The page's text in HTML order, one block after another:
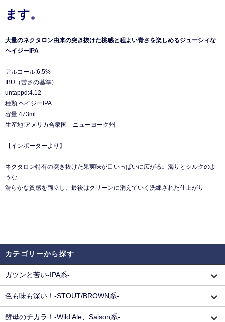
ます。
大量のネクタロン由来の突き抜けた桃感と程よい青さを楽しめるジューシィな
ヘイジーIPA
アルコール:6.5%
IBU（苦さの基準）:
untappd:4.12
種類:ヘイジーIPA
容量:473ml
生産地:アメリカ合衆国 ニューヨーク州
【インポーターより】
ネクタロン特有の突き抜けた果実味が⼝いっぱいに広がる。濁りとシルクのよ
うな
滑らかな質感を両⽴し、最後はクリーンに消えていく洗練された仕上がり
カテゴリーから探す
ガツンと苦い-IPA系-
色も味も深い！-STOUT/BROWN系-
酵母のチカラ！-Wild Ale、Saison系-